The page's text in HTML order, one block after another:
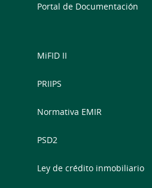
Portal de Documentación
MiFID II
PRIIPS
Normativa EMIR
PSD2
Ley de crédito inmobiliario